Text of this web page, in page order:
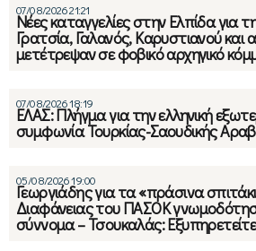
07/08/2026 21:21
Νέες καταγγελίες στην Ελπίδα για
Γρατσία, Γαλανός, Καρυστιανού και
μετέτρεψαν σε φοβικό αρχηγικό
07/08/2026 18:19
ΕΛΑΣ: Πλήγμα για την ελληνική
συμφωνία Τουρκίας-Σαουδικής
05/08/2026 19:00
Γεωργιάδης για τα «πράσινα
Διαφάνειας του ΠΑΣΟΚ
σύννομα – Τσουκαλάς: